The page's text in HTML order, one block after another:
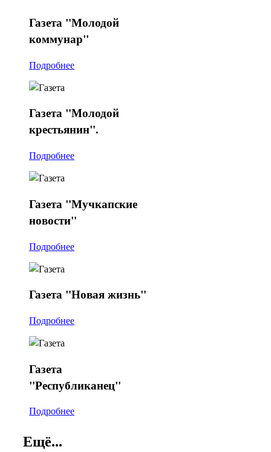
Газета "Молодой
коммунар"
Подробнее
Газета "Молодой
крестьянин".
Подробнее
Газета "Мучкапские
новости"
Подробнее
Газета "Новая жизнь"
Подробнее
Газета
"Республиканец"
Подробнее
Ещё...